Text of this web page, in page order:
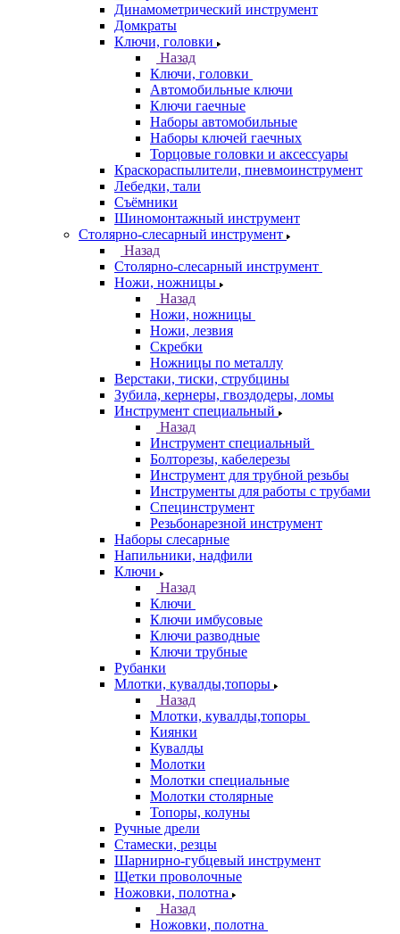
Динамометрический инструмент
Домкраты
Ключи, головки
Назад
Ключи, головки
Автомобильные ключи
Ключи гаечные
Наборы автомобильные
Наборы ключей гаечных
Торцовые головки и аксессуары
Краскораспылители, пневмоинструмент
Лебедки, тали
Съёмники
Шиномонтажный инструмент
Столярно-слесарный инструмент
Назад
Столярно-слесарный инструмент
Ножи, ножницы
Назад
Ножи, ножницы
Ножи, лезвия
Скребки
Ножницы по металлу
Верстаки, тиски, струбцины
Зубила, кернеры, гвоздодеры, ломы
Инструмент специальный
Назад
Инструмент специальный
Болторезы, кабелерезы
Инструмент для трубной резьбы
Инструменты для работы с трубами
Специнструмент
Резьбонарезной инструмент
Наборы слесарные
Напильники, надфили
Ключи
Назад
Ключи
Ключи имбусовые
Ключи разводные
Ключи трубные
Рубанки
Млотки, кувалды,топоры
Назад
Млотки, кувалды,топоры
Киянки
Кувалды
Молотки
Молотки специальные
Молотки столярные
Топоры, колуны
Ручные дрели
Стамески, резцы
Шарнирно-губцевый инструмент
Щетки проволочные
Ножовки, полотна
Назад
Ножовки, полотна